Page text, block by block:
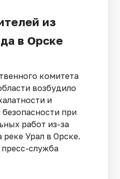
из
в Орске
комитета
возбудило
и
при
работ из-за
Урал в Орске.
пресс-служба